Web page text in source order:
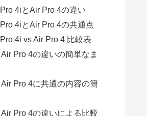
4iとAir Pro 4の違い
4iとAir Pro 4の共通点
4i vs Air Pro 4 比較表
Pro 4の違いの簡単なま
Pro 4に共通の内容の簡
Pro 4の違いによる比較